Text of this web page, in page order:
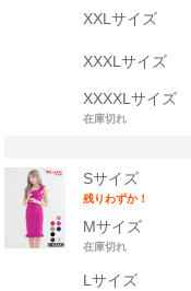
XXLサイズ
XXXLサイズ
XXXXLサイズ
在庫切れ
Sサイズ
残りわずか！
Mサイズ
在庫切れ
Lサイズ